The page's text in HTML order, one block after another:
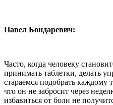
Павел Бондаревич:
Часто, когда человеку
принимать таблетки, делать
стараемся подобрать каждому
что он не забросит через
избавиться от боли не